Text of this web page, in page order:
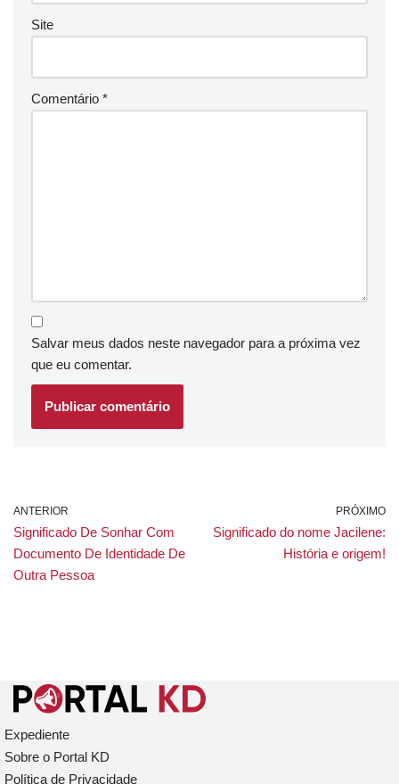
Site
Comentário *
Salvar meus dados neste navegador para a próxima vez
que eu comentar.
ANTERIOR
Significado De Sonhar Com
Documento De Identidade De
Outra Pessoa
PRÓXIMO
Significado do nome Jacilene:
História e origem!
Expediente
Sobre o Portal KD
Política de Privacidade